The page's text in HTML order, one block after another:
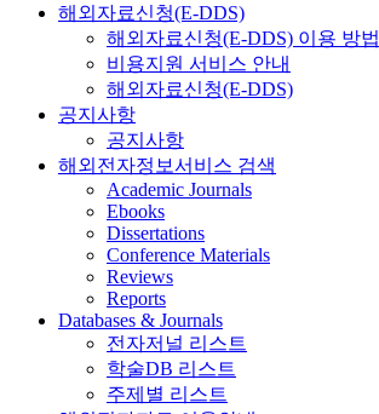
해외자료신청(E-DDS)
해외자료신청(E-DDS) 이용 방법
비용지원 서비스 안내
해외자료신청(E-DDS)
공지사항
공지사항
해외전자정보서비스 검색
Academic Journals
Ebooks
Dissertations
Conference Materials
Reviews
Reports
Databases & Journals
전자저널 리스트
학술DB 리스트
주제별 리스트